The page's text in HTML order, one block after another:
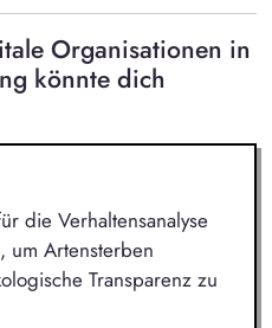
Organisationen in
könnte dich
die Verhaltensanalyse
um Artensterben
Transparenz zu